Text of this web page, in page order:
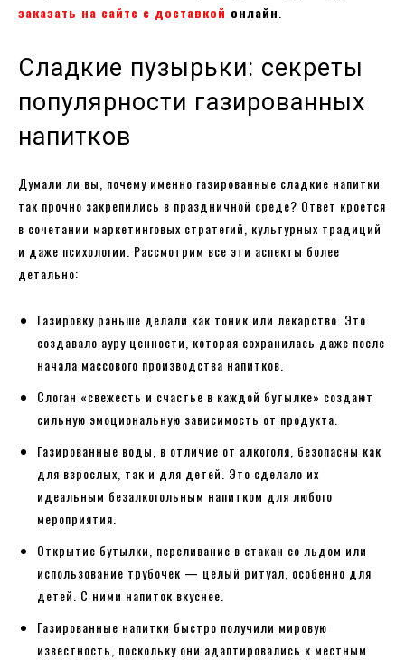
заказать на сайте с доставкой онлайн
Сладкие пузырьки: секреты
популярности газированных
напитков
Думали ли вы, почему именно газированные сладкие напитки
так прочно закрепились в праздничной среде? Ответ кроется
в сочетании маркетинговых стратегий, культурных традиций
и даже психологии. Рассмотрим все эти аспекты более
детально:
Газировку раньше делали как тоник или лекарство. Это
создавало ауру ценности, которая сохранилась даже после
начала массового производства напитков.
Слоган «свежесть и счастье в каждой бутылке» создают
сильную эмоциональную зависимость от продукта.
Газированные воды, в отличие от алкоголя, безопасны как
для взрослых, так и для детей. Это сделало их
идеальным безалкогольным напитком для любого
мероприятия.
Открытие бутылки, переливание в стакан со льдом или
использование трубочек — целый ритуал, особенно для
детей. С ними напиток вкуснее.
Газированные напитки быстро получили мировую
известность, поскольку они адаптировались к местным